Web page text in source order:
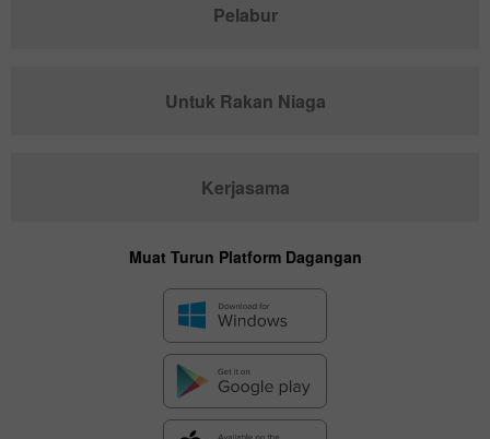
Pelabur
Untuk Rakan Niaga
Kerjasama
Muat Turun Platform Dagangan